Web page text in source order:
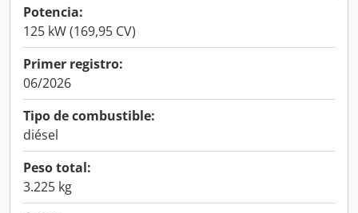
Potencia:
125 kW (169,95 CV)
Primer registro:
06/2026
Tipo de combustible:
diésel
Peso total:
3.225 kg